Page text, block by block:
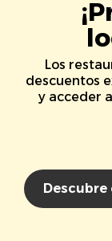
Los
descuentos
y acceder